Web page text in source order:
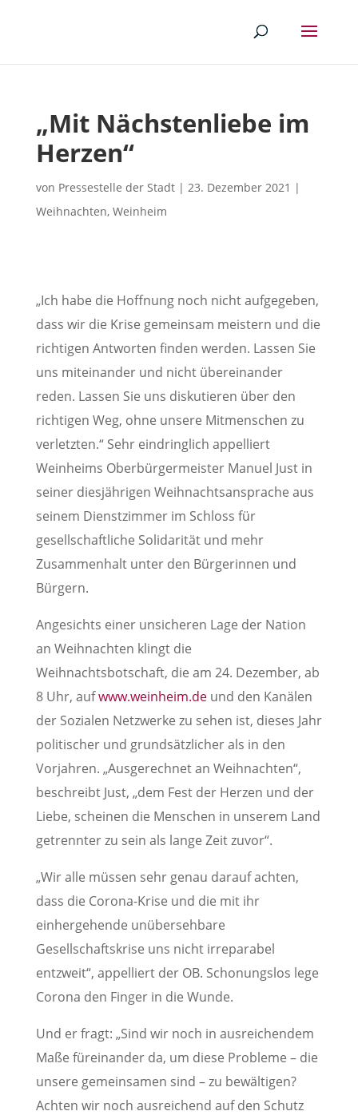
„Mit Nächstenliebe im
Herzen“
von Pressestelle der Stadt| 23. Dezember 2021 |
Weihnachten, Weinheim
„Ich habe die Hoffnung noch nicht aufgegeben,
dass wir die Krise gemeinsam meistern und die
richtigen Antworten finden werden. Lassen Sie
uns miteinander und nicht übereinander
reden. Lassen Sie uns diskutieren über den
richtigen Weg, ohne unsere Mitmenschen zu
verletzten.“ Sehr eindringlich appelliert
Weinheims Oberbürgermeister Manuel Just in
seiner diesjährigen Weihnachtsansprache aus
seinem Dienstzimmer im Schloss für
gesellschaftliche Solidarität und mehr
Zusammenhalt unter den Bürgerinnen und
Bürgern.
Angesichts einer unsicheren Lage der Nation
an Weihnachten klingt die
Weihnachtsbotschaft, die am 24. Dezember, ab
8 Uhr, aufwww.weinheim.deund den Kanälen
der Sozialen Netzwerke zu sehen ist, dieses Jahr
politischer und grundsätzlicher als in den
Vorjahren. „Ausgerechnet an Weihnachten“,
beschreibt Just, „dem Fest der Herzen und der
Liebe, scheinen die Menschen in unserem Land
getrennter zu sein als lange Zeit zuvor“.
„Wir alle müssen sehr genau darauf achten,
dass die Corona-Krise und die mit ihr
einhergehende unübersehbare
Gesellschaftskrise uns nicht irreparabel
entzweit“, appelliert der OB. Schonungslos lege
Corona den Finger in die Wunde.
Und er fragt: „Sind wir noch in ausreichendem
Maße füreinander da, um diese Probleme – die
unsere gemeinsamen sind – zu bewältigen?
Achten wir noch ausreichend auf den Schutz